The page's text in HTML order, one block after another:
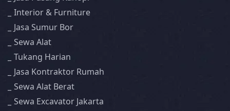
Interior & Furniture
Jasa Sumur Bor
Sewa Alat
Tukang Harian
Jasa Kontraktor Rumah
Sewa Alat Berat
Sewa Excavator Jakarta